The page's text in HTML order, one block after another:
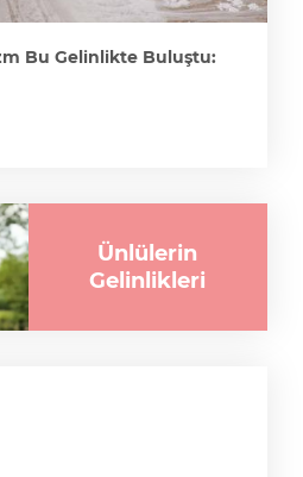
Bu Gelinlikte Buluştu:
Ünlülerin
Gelinlikleri